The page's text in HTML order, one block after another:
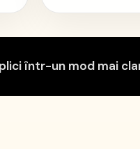
într-un mod mai